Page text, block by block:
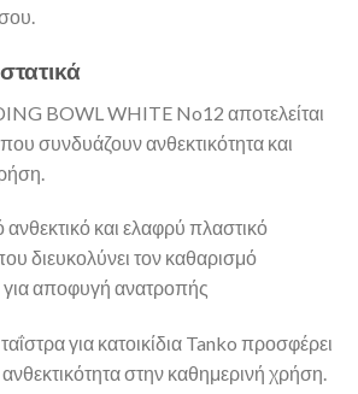
BOWL WHITE No12 αποτελείται
συνδυάζουν ανθεκτικότητα και
και ελαφρύ πλαστικό
διευκολύνει τον καθαρισμό
για αποφυγή ανατροπής
για κατοικίδια Tanko προσφέρει
ανθεκτικότητα στην καθημερινή χρήση.